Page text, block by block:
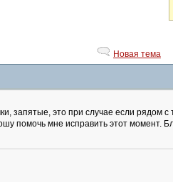
Новая тема
запятые, это при случае если рядом
помочь мне исправить этот момент.